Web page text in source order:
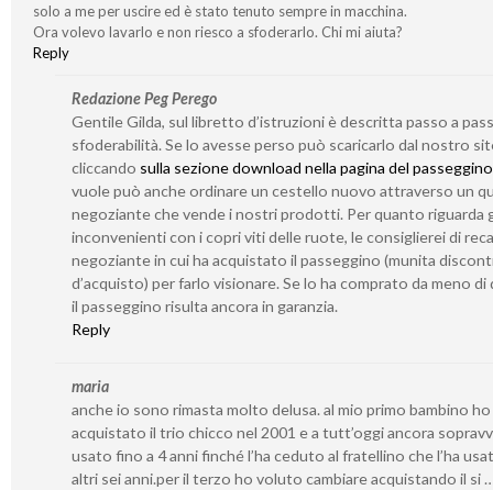
solo a me per uscire ed è stato tenuto sempre in macchina.
Ora volevo lavarlo e non riesco a sfoderarlo. Chi mi aiuta?
Reply
Redazione Peg Perego
Gentile Gilda, sul libretto d’istruzioni è descritta passo a
sfoderabilità. Se lo avesse perso può scaricarlo dal nostro
cliccando sulla sezione download nella pagina del
vuole può anche ordinare un cestello nuovo attraverso un
negoziante che vende i nostri prodotti. Per quanto riguarda
inconvenienti con i copri viti delle ruote, le consiglierei di
negoziante in cui ha acquistato il passeggino (munita
d’acquisto) per farlo visionare. Se lo ha comprato da meno di
il passeggino risulta ancora in garanzia.
Reply
maria
anche io sono rimasta molto delusa. al mio primo bambino ho
acquistato il trio chicco nel 2001 e a tutt’oggi ancora
usato fino a 4 anni finché l’ha ceduto al fratellino che l’ha
altri sei anni.per il terzo ho voluto cambiare acquistando il si